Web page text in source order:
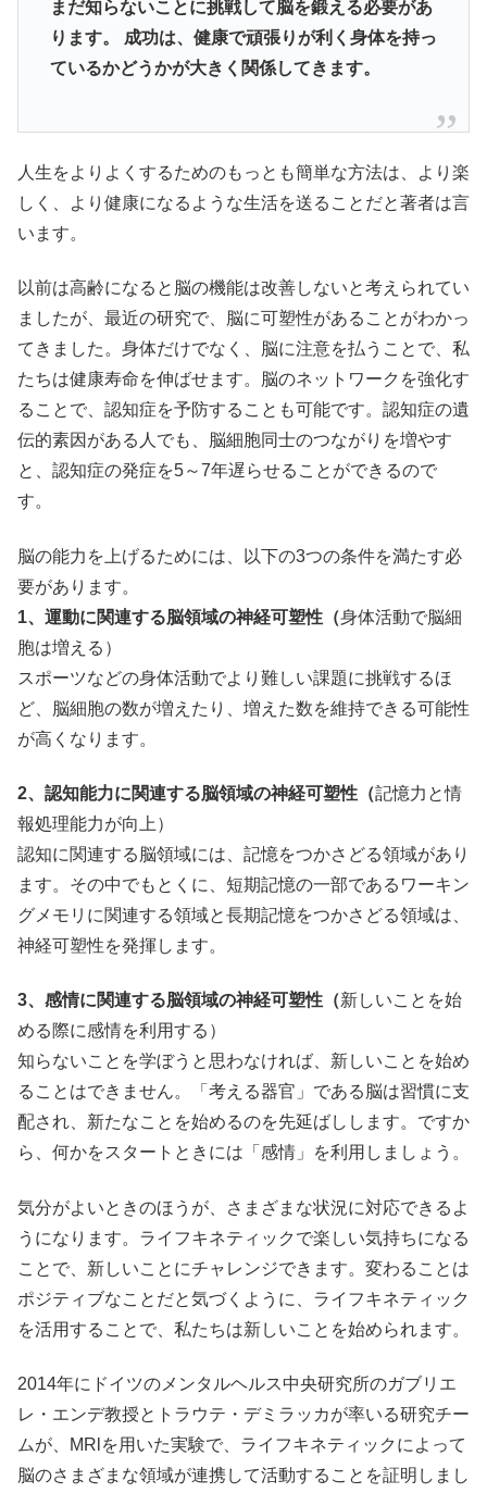
まだ知らないことに挑戦して脳を鍛える必要があ
ります。 成功は、健康で頑張りが利く身体を持っ
ているかどうかが大きく関係してきます。
人生をよりよくするためのもっとも簡単な方法は、より楽
しく、より健康になるような生活を送ることだと著者は言
います。
以前は高齢になると脳の機能は改善しないと考えられてい
ましたが、最近の研究で、脳に可塑性があることがわかっ
てきました。身体だけでなく、脳に注意を払うことで、私
たちは健康寿命を伸ばせます。脳のネットワークを強化す
ることで、認知症を予防することも可能です。認知症の遺
伝的素因がある人でも、脳細胞同士のつながりを増やす
と、認知症の発症を5～7年遅らせることができるので
す。
脳の能力を上げるためには、以下の3つの条件を満たす必
要があります。
1、運動に関連する脳領域の神経可塑性（身体活動で脳細
胞は増える）
スポーツなどの身体活動でより難しい課題に挑戦するほ
ど、脳細胞の数が増えたり、増えた数を維持できる可能性
が高くなります。
2、認知能力に関連する脳領域の神経可塑性（記憶力と情
報処理能力が向上）
認知に関連する脳領域には、記憶をつかさどる領域があり
ます。その中でもとくに、短期記憶の一部であるワーキン
グメモリに関連する領域と長期記憶をつかさどる領域は、
神経可塑性を発揮します。
3、感情に関連する脳領域の神経可塑性（新しいことを始
める際に感情を利用する）
知らないことを学ぼうと思わなければ、新しいことを始め
ることはできません。「考える器官」 である脳は習慣に支
配され、新たなことを始めるのを先延ばしします。ですか
ら、何かをスタートときには「感情」を利用しましょう。
気分がよいときのほうが、さまざまな状況に対応できるよ
うになります。ライフキネティックで楽しい気持ちになる
ことで、新しいことにチャレンジできます。変わることは
ポジティブなことだと気づくように、ライフキネティック
を活用することで、私たちは新しいことを始められます。
2014年にドイツのメンタルヘルス中央研究所のガブリエ
レ・エンデ教授とトラウテ・デミラッカが率いる研究チー
ムが、MRlを用いた実験で、ライフキネティックによって
脳のさまざまな領域が連携して活動することを証明しまし